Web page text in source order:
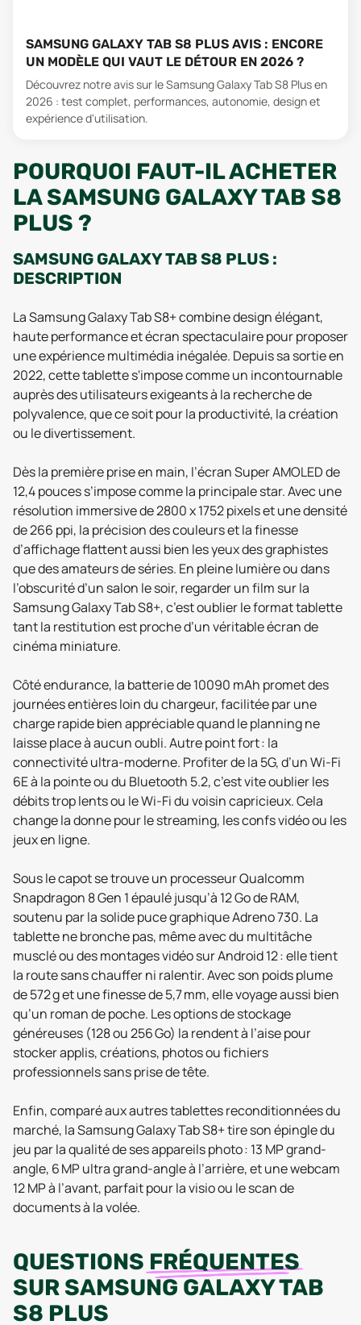
SAMSUNG GALAXY TAB S8 PLUS AVIS : ENCORE
UN MODÈLE QUI VAUT LE DÉTOUR EN 2026 ?
Découvrez notre avis sur le Samsung Galaxy Tab S8 Plus en
2026 : test complet, performances, autonomie, design et
expérience d'utilisation.
POURQUOI FAUT-IL ACHETER
LA SAMSUNG GALAXY TAB S8
PLUS ?
SAMSUNG GALAXY TAB S8 PLUS :
DESCRIPTION
La Samsung Galaxy Tab S8+ combine design élégant,
haute performance et écran spectaculaire pour proposer
une expérience multimédia inégalée. Depuis sa sortie en
2022, cette tablette s'impose comme un incontournable
auprès des utilisateurs exigeants à la recherche de
polyvalence, que ce soit pour la productivité, la création
ou le divertissement.
Dès la première prise en main, l’écran Super AMOLED de
12,4 pouces s’impose comme la principale star. Avec une
résolution immersive de 2800 x 1752 pixels et une densité
de 266 ppi, la précision des couleurs et la finesse
d’affichage flattent aussi bien les yeux des graphistes
que des amateurs de séries. En pleine lumière ou dans
l’obscurité d’un salon le soir, regarder un film sur la
Samsung Galaxy Tab S8+, c’est oublier le format tablette
tant la restitution est proche d’un véritable écran de
cinéma miniature.
Côté endurance, la batterie de 10090 mAh promet des
journées entières loin du chargeur, facilitée par une
charge rapide bien appréciable quand le planning ne
laisse place à aucun oubli. Autre point fort : la
connectivité ultra-moderne. Profiter de la 5G, d’un Wi-Fi
6E à la pointe ou du Bluetooth 5.2, c’est vite oublier les
débits trop lents ou le Wi-Fi du voisin capricieux. Cela
change la donne pour le streaming, les confs vidéo ou les
jeux en ligne.
Sous le capot se trouve un processeur Qualcomm
Snapdragon 8 Gen 1 épaulé jusqu’à 12 Go de RAM,
soutenu par la solide puce graphique Adreno 730. La
tablette ne bronche pas, même avec du multitâche
musclé ou des montages vidéo sur Android 12 : elle tient
la route sans chauffer ni ralentir. Avec son poids plume
de 572 g et une finesse de 5,7 mm, elle voyage aussi bien
qu’un roman de poche. Les options de stockage
généreuses (128 ou 256 Go) la rendent à l’aise pour
stocker applis, créations, photos ou fichiers
professionnels sans prise de tête.
Enfin, comparé aux autres tablettes reconditionnées du
marché, la Samsung Galaxy Tab S8+ tire son épingle du
jeu par la qualité de ses appareils photo : 13 MP grand-
angle, 6 MP ultra grand-angle à l’arrière, et une webcam
12 MP à l’avant, parfait pour la visio ou le scan de
documents à la volée.
QUESTIONS FRÉQUENTES
SURSAMSUNG GALAXY TAB
S8 PLUS